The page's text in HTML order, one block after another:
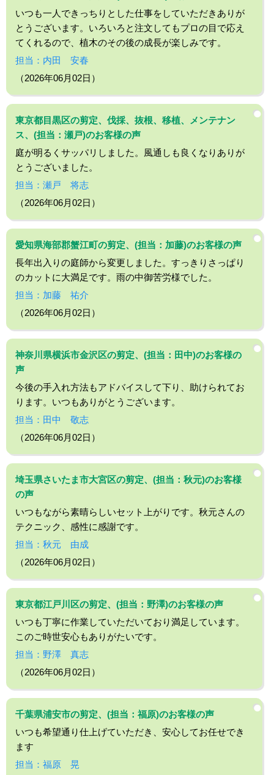
いつも一人できっちりとした仕事をしていただきありが
とうございます。いろいろと注文してもプロの目で応え
てくれるので、植木のその後の成長が楽しみです。
担当：内田 安春
（2026年06月02日）
東京都目黒区の剪定、伐採、抜根、移植、メンテナン
ス、(担当：瀬戸)のお客様の声
庭が明るくサッパリしました。風通しも良くなりありが
とうございました。
担当：瀬戸 将志
（2026年06月02日）
愛知県海部郡蟹江町の剪定、(担当：加藤)のお客様の声
長年出入りの庭師から変更しました。すっきりさっぱり
のカットに大満足です。雨の中御苦労様でした。
担当：加藤 祐介
（2026年06月02日）
神奈川県横浜市金沢区の剪定、(担当：田中)のお客様の
声
今後の手入れ方法もアドバイスして下り、助けられてお
ります。いつもありがとうございます。
担当：田中 敬志
（2026年06月02日）
埼玉県さいたま市大宮区の剪定、(担当：秋元)のお客様
の声
いつもながら素晴らしいセット上がりです。秋元さんの
テクニック、感性に感謝です。
担当：秋元 由成
（2026年06月02日）
東京都江戸川区の剪定、(担当：野澤)のお客様の声
いつも丁寧に作業していただいており満足しています。
このご時世安心もありがたいです。
担当：野澤 真志
（2026年06月02日）
千葉県浦安市の剪定、(担当：福原)のお客様の声
いつも希望通り仕上げていただき、安心してお任せでき
ます
担当：福原 晃